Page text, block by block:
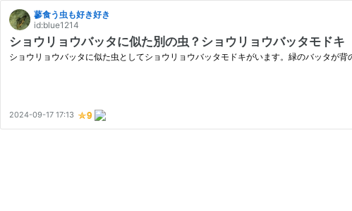
蓼食う虫も好き好き
id:blue1214
ショウリョウバッタに似た別の虫？ショウリョウバッタモドキ
ショウリョウバッタに似た虫としてショウリョウバッタモドキがいます。緑のバッタが
2024-09-17 17:13